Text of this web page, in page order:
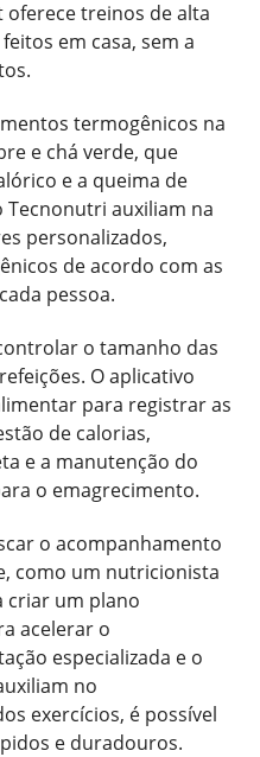
treinos de alta
em casa, sem a
termogênicos na
e chá verde, que
e a queima de
auxiliam na
personalizados,
de acordo com as
pessoa.
o tamanho das
O aplicativo
para registrar as
de calorias,
e a manutenção do
o emagrecimento.
o acompanhamento
como um nutricionista
criar um plano
acelerar o
especializada e o
no
exercícios, é possível
e duradouros.